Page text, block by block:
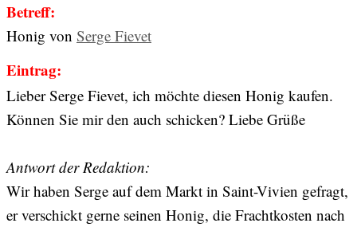
Betreff:
Honig von Serge Fievet
Eintrag:
Lieber Serge Fievet, ich möchte diesen Honig kaufen.
Können Sie mir den auch schicken? Liebe Grüße
Antwort der Redaktion:
Wir haben Serge auf dem Markt in Saint-Vivien gefragt,
er verschickt gerne seinen Honig, die Frachtkosten nach